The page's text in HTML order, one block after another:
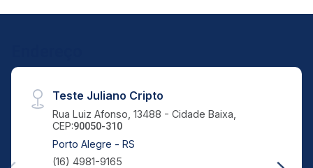
Aug/Thu
Teste Juliano Cripto
Rua Luiz Afonso, 13488 - Cidade Baixa,
CEP:90050-310
Porto Alegre - RS
(16) 4981-9165